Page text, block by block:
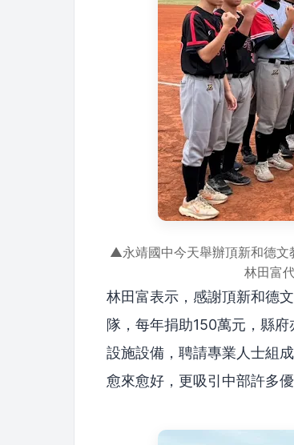
▲永靖國中今天舉辦頂新和德文
林田富
林田富表示，感謝頂新和德
隊，每年捐助150萬元，縣
設施設備，聘請專業人士組
愈來愈好，更吸引中部許多